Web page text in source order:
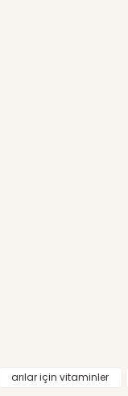
arılar için vitaminler